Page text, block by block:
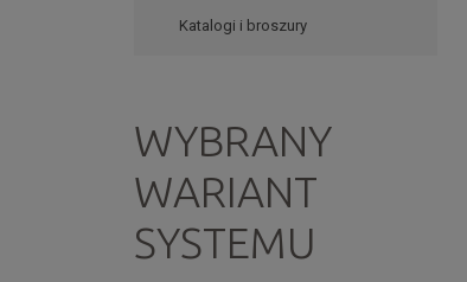
Katalogi i broszury
WYBRANY
WARIANT
SYSTEMU